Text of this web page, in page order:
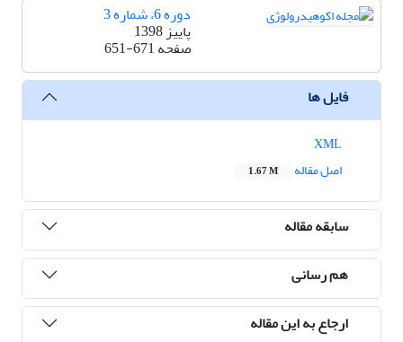
دوره 6، شماره 3
پاییز 1398
صفحه651-671
فایل ها
اصل مقاله
1.67 M
سابقه مقاله
هم رسانی
ارجاع به این مقاله